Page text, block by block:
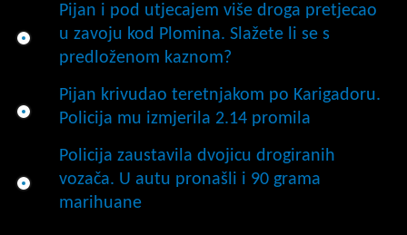
Pijan i pod utjecajem više droga pretjecao
u zavoju kod Plomina. Slažete li se s
predloženom kaznom?
Pijan krivudao teretnjakom po Karigadoru.
Policija mu izmjerila 2.14 promila
Policija zaustavila dvojicu drogiranih
vozača. U autu pronašli i 90 grama
marihuane